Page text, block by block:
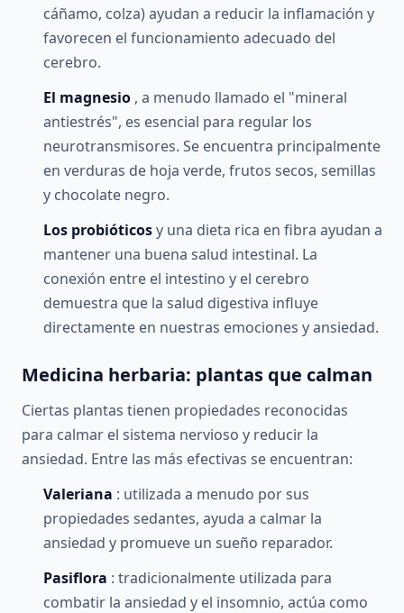
cáñamo, colza) ayudan a reducir la inflamación y
favorecen el funcionamiento adecuado del
cerebro.
El magnesio , a menudo llamado el "mineral
antiestrés", es esencial para regular los
neurotransmisores. Se encuentra principalmente
en verduras de hoja verde, frutos secos, semillas
y chocolate negro.
Los probióticosy una dieta rica en fibra ayudan a
mantener una buena salud intestinal. La
conexión entre el intestino y el cerebro
demuestra que la salud digestiva influye
directamente en nuestras emociones y ansiedad.
Medicina herbaria: plantas que calman
Ciertas plantas tienen propiedades reconocidas
para calmar el sistema nervioso y reducir la
ansiedad. Entre las más efectivas se encuentran:
Valeriana : utilizada a menudo por sus
propiedades sedantes, ayuda a calmar la
ansiedad y promueve un sueño reparador.
Pasiflora : tradicionalmente utilizada para
combatir la ansiedad y el insomnio, actúa como